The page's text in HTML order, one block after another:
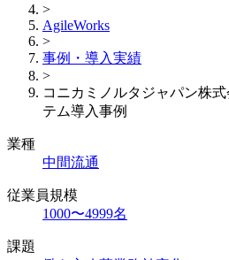
>
AgileWorks
>
事例・導入実績
>
コニカミノルタジャパン株
テム導入事例
業種
中間流通
従業員規模
1000〜4999名
課題